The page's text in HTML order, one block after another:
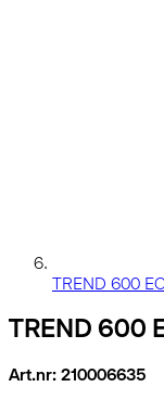
TREND 600
TREND 600
Art.nr: 210006635